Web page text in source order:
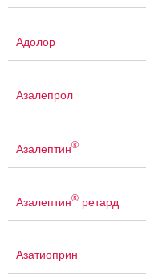
Адолор
Азалепрол
Азалептин®
Азалептин® ретард
Азатиоприн